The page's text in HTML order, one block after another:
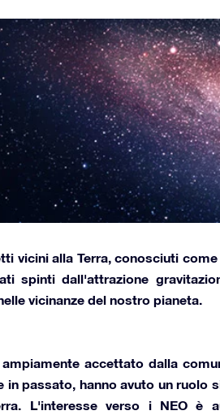
vicini alla Terra, conosciuti come
spinti dall'attrazione
vicinanze del nostro pianeta.
ampiamente accettato dalla
in passato, hanno avuto un
L'interesse verso i NEO è